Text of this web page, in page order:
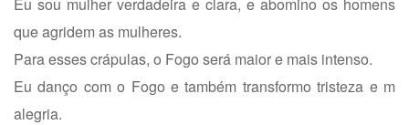
que agridem as mulheres.
Para esses crápulas, o Fogo será maior e mais intenso.
Eu danço com o Fogo e também transformo tristeza e m
alegria.